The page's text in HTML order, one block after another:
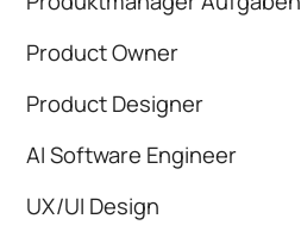
Product Owner
Product Designer
AI Software Engineer
UX/UI Design